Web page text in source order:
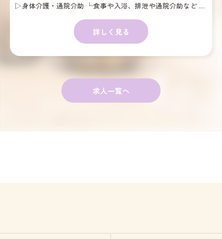
▷身体介護・通院介助 └食事や入浴、排泄や通院介助など ▷家事援助 └買い物や調理、掃除や洗濯、整理整頓など ▷重度訪問介護 └自宅での生活を総合的にサポート ▷同行援護 └視覚障がい者に同行し必要な情報を提供 ▷行動援護 └行動障がい者の危険を回避する援助 ▷移動支援 └外出時の付き添い (散歩や買い物、プールなど) ※障害福祉サービス以外 ▷訪問介護 (介護保険サービス) └身体介護や生活援助など ※障がいをお持ちの65歳以上の方が対象 ▷福祉タクシー・福祉有償運送 └サービス利用者の移動をお手伝い
詳しく見る
求人一覧へ